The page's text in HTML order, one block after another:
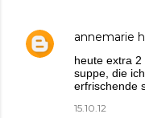
annemarie
heute extra
suppe, die
erfrischende
15.10.12